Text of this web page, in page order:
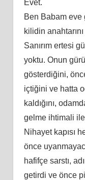
Evet.
Ben Babam eve
kilidin
Sanırım ertesi
yoktu. Onun
gösterdiğini,
içtiğini ve hatta
kaldığını,
gelme ihtimali
Nihayet kapısı
önce
hafifçe sarstı,
getirdi ve önce